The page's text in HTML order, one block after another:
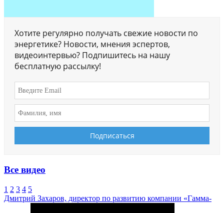
Хотите регулярно получать свежие новости по
энергетике? Новости, мнения эспертов,
видеоинтервью? Подпишитесь на нашу
бесплатную рассылку!
Все видео
1 2 3 4 5
Дмитрий Захаров, директор по развитию компании «Гамма-